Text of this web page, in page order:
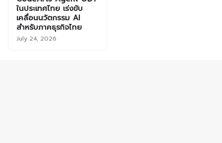
ในประเทศไทย เร่งขับ
เคลื่อนนวัตกรรม AI
สำหรับภาคธุรกิจไทย
July 24, 2026